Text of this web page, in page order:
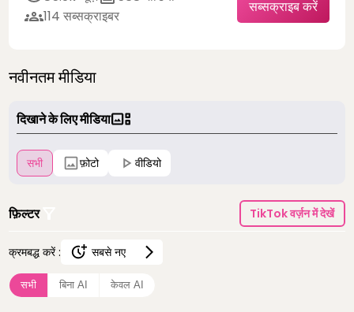
114 सब्सक्राइबर
सब्सक्राइब करें
नवीनतम मीडिया
दिखाने के लिए मीडिया
सभी फ़ोटो वीडियो
फ़िल्टर TikTok वर्ज़न में देखें
क्रमबद्ध करें :
सबसे नए
सबसे नए
सभी बिना AI केवल AI